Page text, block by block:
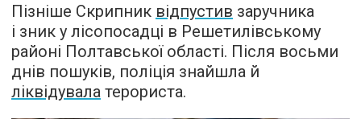
Пізніше Скрипник відпустив заручника
і зник у лісопосадці в Решетилівському
районі Полтавської області. Після восьми
днів пошуків, поліція знайшла й
ліквідувала терориста.